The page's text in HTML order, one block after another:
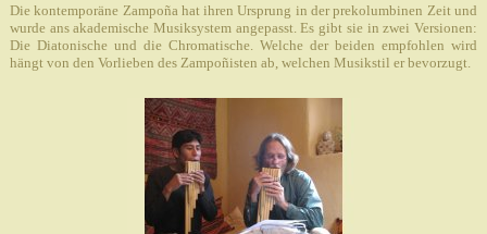
Die kontemporäne Zampoña hat ihren Ursprung in der prekolumbinen Zeit und
wurde ans akademische Musiksystem angepasst. Es gibt sie in zwei Versionen:
Die Diatonische und die Chromatische. Welche der beiden empfohlen wird
hängt von den Vorlieben des Zampoñisten ab, welchen Musikstil er bevorzugt.